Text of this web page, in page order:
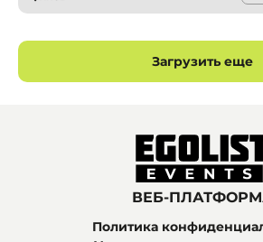
Загрузить еще
ВЕБ-
Политика